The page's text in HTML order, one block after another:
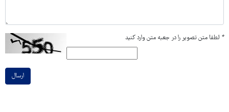
* لطفا متن تصویر را در جعبه متن وارد کنید
ارسال